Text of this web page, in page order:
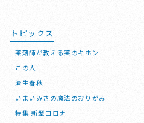
トピックス
薬剤師が教える薬のキホン
この人
済生春秋
いまいみさの魔法のおりがみ
特集 新型コロナ